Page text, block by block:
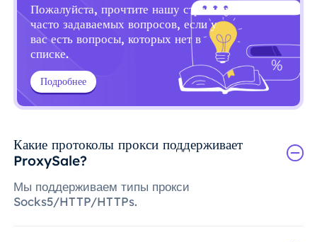
Пожалуйста, прочтите нашу страницу
часто задаваемых вопросов, если у
вас есть вопросы, которых нет в
списке.
Подробнее
Какие протоколы прокси поддерживает
ProxySale?
Мы поддерживаем типы прокси
Socks5/HTTP/HTTPs.